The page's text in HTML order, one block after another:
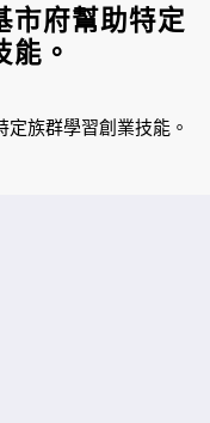
市府幫助特定
。
族群學習創業技能。